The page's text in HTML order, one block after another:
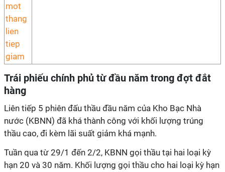
Trái phiếu chính phủ từ đầu năm trong đợt đắt
hàng
Liên tiếp 5 phiên đấu thầu đầu năm của Kho Bạc Nhà
nước (KBNN) đã khá thành công với khối lượng trúng
thầu cao, đi kèm lãi suất giảm khá mạnh.
Tuần qua từ 29/1 đến 2/2, KBNN gọi thầu tại hai loại kỳ
hạn 20 và 30 năm. Khối lượng gọi thầu cho hai loại kỳ hạn